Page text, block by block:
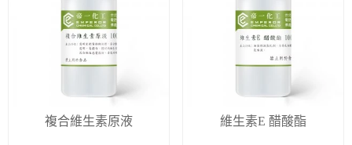
複合維生素原液 維生素E 醋酸酯